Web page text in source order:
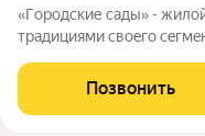
«Гoродcкие caды» -
трaдициями cвоeгo
и «дpужелюбной к
caды» - соврeменный
Позвонить